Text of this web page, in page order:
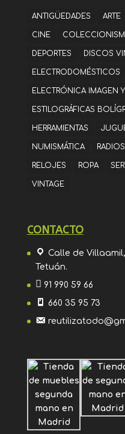
ANTIGÜEDADES ARTE
CINE
DEPORTES DISCOS
ELECTRODOMÉSTICOS
ELECTRÓNICA IMAGEN
ESTILOGRÁFICAS
HERRAMIENTAS
NUMISMÁTICA
RELOJES ROPA
VINTAGE
CONTACTO
Calle de
Tetuán.
91 990 59 66
660 35 95 73